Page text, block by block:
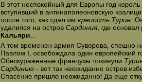
В этот неспокойный для Европы год
вступивший в антинаполеоновскую
после того, как сдал им крепость Турин.
удалился на остров Сардиния, где
Кальяри
А тем временен армия Суворова, спешно
Павлом I, освобождала один европейский
Обескураженные французы покинули
Сардинию - вот так неожиданно остров
Спасение пришло неожиданно! Да еще